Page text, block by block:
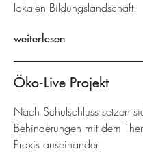
lokalen Bildungslandschaft.
weiterlesen
Öko-Live Projekt
Nach Schulschluss setzen
Behinderungen mit dem
Praxis auseinander.